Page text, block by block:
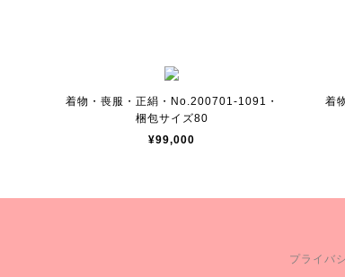
着物・喪服・正絹・No.200701-1091・
梱包サイズ80
¥99,000
着
プライバ